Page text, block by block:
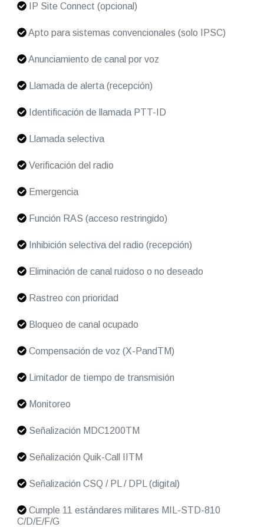
IP Site Connect (opcional)
Apto para sistemas convencionales (solo IPSC)
Anunciamiento de canal por voz
Llamada de alerta (recepción)
Identificación de llamada PTT-ID
Llamada selectiva
Verificación del radio
Emergencia
Función RAS (acceso restringido)
Inhibición selectiva del radio (recepción)
Eliminación de canal ruidoso o no deseado
Rastreo con prioridad
Bloqueo de canal ocupado
Compensación de voz (X-PandTM)
Limitador de tiempo de transmisión
Monitoreo
Señalización MDC1200TM
Señalización Quik-Call IITM
Señalización CSQ / PL / DPL (digital)
Cumple 11 estándares militares MIL-STD-810
C/D/E/F/G